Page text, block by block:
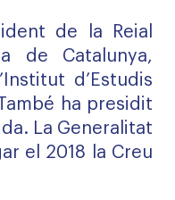
de la Reial
de Catalunya,
d’Estudis
ha presidit
La Generalitat
el 2018 la Creu